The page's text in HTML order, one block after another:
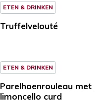
ETEN & DRINKEN
Truffelvelouté
ETEN & DRINKEN
Parelhoenrouleau met
limoncello curd